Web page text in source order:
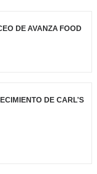
DE AVANZA FOOD
DE CARL’S